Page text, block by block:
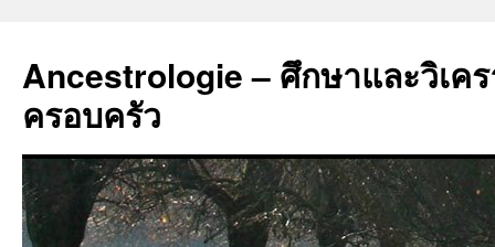
Ancestrologie – ศึกษาและวิเค
ครอบครัว